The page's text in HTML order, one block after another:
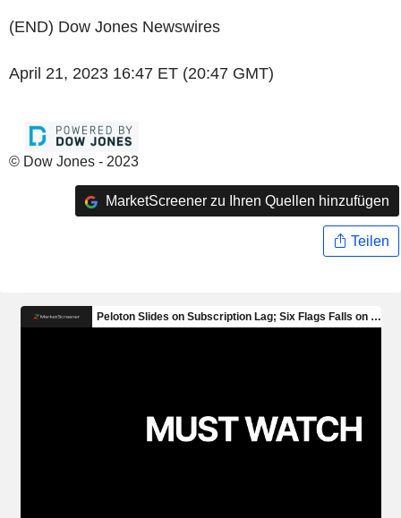
(END) Dow Jones Newswires
April 21, 2023 16:47 ET (20:47 GMT)
© Dow Jones - 2023
MarketScreener zu Ihren Quellen hinzufügen
Teilen